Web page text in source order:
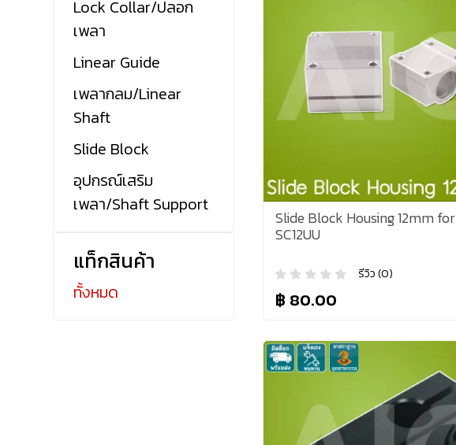
Lock Collar/ปลอก
เพลา
Linear Guide
เพลากลม/Linear
Shaft
Slide Block
อุปกรณ์เสริม
เพลา/Shaft Support
แท็กสินค้า
ทั้งหมด
Slide Block Housing 12mm for
SC12UU
รีวิว (0)
฿ 80.00